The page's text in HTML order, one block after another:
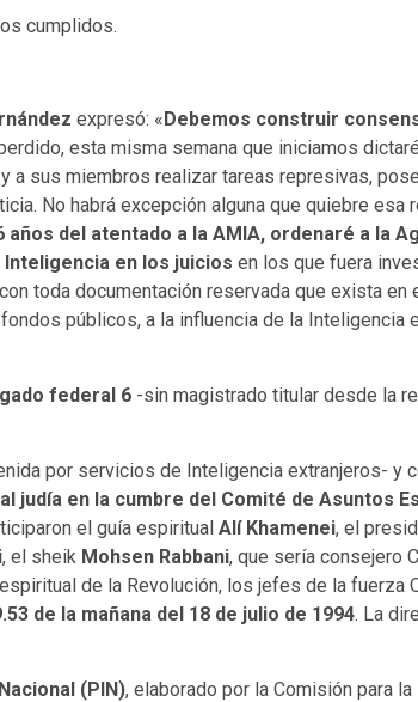
cumplidos.
expresó: «Debemos construir
esta misma semana que iniciamos
a sus miembros realizar tareas represivas,
No habrá excepción alguna que quiebre esa
años del atentado a la AMIA, ordenaré a la
en los juicios en los que fuera
toda documentación reservada que exista en
públicos, a la influencia de la Inteligencia
federal 6 -sin magistrado titular desde la
por servicios de Inteligencia extranjeros- y
en la cumbre del Comité de Asuntos
el guía espiritual Alí Khamenei, el
, el sheik Mohsen Rabbani, que sería consejero
de la Revolución, los jefes de la fuerza
de la mañana del 18 de julio de 1994. La
(PIN), elaborado por la Comisión para